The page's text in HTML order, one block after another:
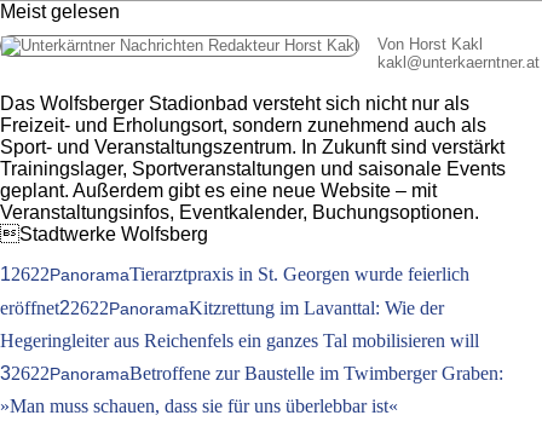
Meist gelesen
Von Horst Kakl
kakl @unterkaerntner.at
Das Wolfsberger Stadionbad versteht sich nicht nur als
Freizeit- und Erholungsort, sondern zunehmend auch als
Sport- und Veranstaltungszentrum. In Zukunft sind verstärkt
Trainingslager, Sportveranstaltungen und saisonale Events
geplant. Außerdem gibt es eine neue Website – mit
Veranstaltungsinfos, Eventkalender, Buchungsoptionen.
Stadtwerke Wolfsberg
12622PanoramaTierarztpraxis in St. Georgen wurde feierlich
eröffnet22622PanoramaKitzrettung im Lavanttal: Wie der
Hegeringleiter aus Reichenfels ein ganzes Tal mobilisieren will
32622PanoramaBetroffene zur Baustelle im Twimberger Graben:
»Man muss schauen, dass sie für uns überlebbar ist«